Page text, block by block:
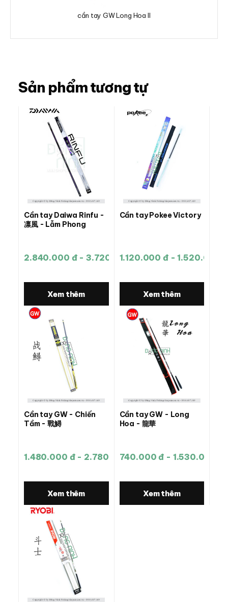
cần tay GW Long Hoa II
Sản phẩm tương tự
Cần tay Daiwa Rinfu -
凛風 - Lẫm Phong
2.840.000 đ - 3.720.000 đ
Xem thêm
Cần tay Pokee Victory
1.120.000 đ - 1.520.000 đ
Xem thêm
Cần tay GW - Chiến
Tầm - 戰鱘
1.480.000 đ - 2.780.000 đ
Xem thêm
Cần tay GW - Long
Hoa - 龍華
740.000 đ - 1.530.000 đ
Xem thêm